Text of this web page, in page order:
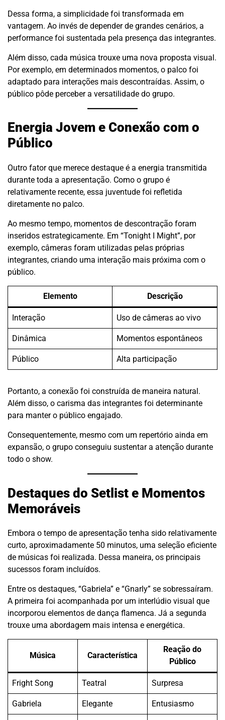
Dessa forma, a simplicidade foi transformada em
vantagem. Ao invés de depender de grandes cenários, a
performance foi sustentada pela presença das integrantes.
Além disso, cada música trouxe uma nova proposta visual.
Por exemplo, em determinados momentos, o palco foi
adaptado para interações mais descontraídas. Assim, o
público pôde perceber a versatilidade do grupo.
Energia Jovem e Conexão com o
Público
Outro fator que merece destaque é a energia transmitida
durante toda a apresentação. Como o grupo é
relativamente recente, essa juventude foi refletida
diretamente no palco.
Ao mesmo tempo, momentos de descontração foram
inseridos estrategicamente. Em “Tonight I Might”, por
exemplo, câmeras foram utilizadas pelas próprias
integrantes, criando uma interação mais próxima com o
público.
Elemento Descrição
Interação Uso de câmeras ao vivo
Dinâmica Momentos espontâneos
Público Alta participação
Portanto, a conexão foi construída de maneira natural.
Além disso, o carisma das integrantes foi determinante
para manter o público engajado.
Consequentemente, mesmo com um repertório ainda em
expansão, o grupo conseguiu sustentar a atenção durante
todo o show.
Destaques do Setlist e Momentos
Memoráveis
Embora o tempo de apresentação tenha sido relativamente
curto, aproximadamente 50 minutos, uma seleção eficiente
de músicas foi realizada. Dessa maneira, os principais
sucessos foram incluídos.
Entre os destaques, “Gabriela” e “Gnarly” se sobressaíram.
A primeira foi acompanhada por um interlúdio visual que
incorporou elementos de dança flamenca. Já a segunda
trouxe uma abordagem mais intensa e energética.
Música Característica
Reação do
Público
Fright Song Teatral Surpresa
Gabriela Elegante Entusiasmo